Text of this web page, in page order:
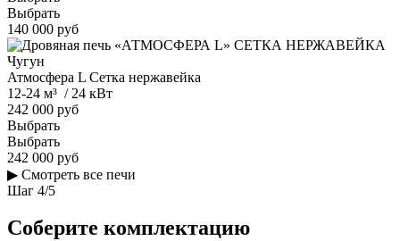
Выбрать
140 000 руб
Чугун
Атмосфера L Сетка нержавейка
12-24 м³ / 24 кВт
242 000 руб
Выбрать
Выбрать
242 000 руб
▶ Смотреть все печи
Шаг 4/5
Соберите комплектацию